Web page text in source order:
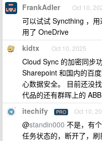
FrankAdler Oct 10,
可以试试 Syncthing ，
用了 OneDrive
kidtx Oct 10, 2025
Cloud Sync 的加密同步
Sharepoint 和国内的百
心数据安全。 目前还没
代品的还有群晖上的 ABB
itechify PRO Oct 10,
@standin000 不是，有
任务状态的，断开了，